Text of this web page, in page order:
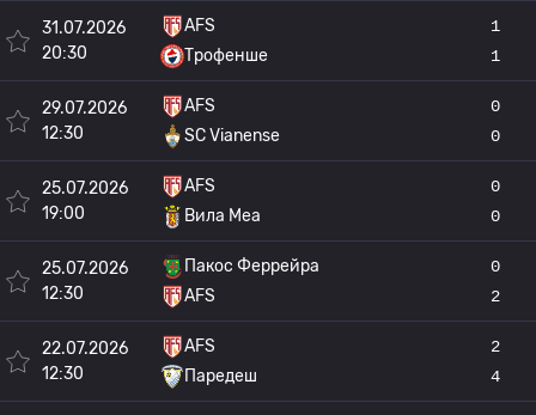
31.07.2026
20:30
AFS
Трофенше
1
1
29.07.2026
12:30
AFS
SC Vianense
0
0
25.07.2026
19:00
AFS
Вила Меа
0
0
25.07.2026
12:30
Пакос Феррейра
AFS
0
2
22.07.2026
12:30
AFS
Паредеш
2
4